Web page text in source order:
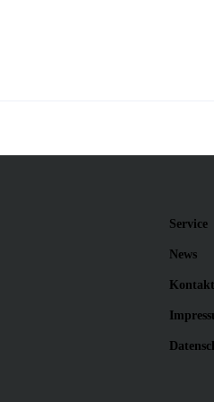
Service
News
Kontakt